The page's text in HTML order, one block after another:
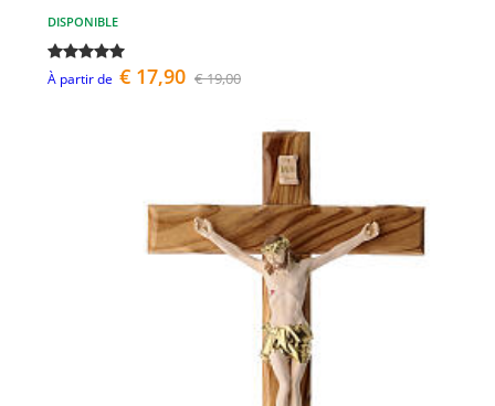
DISPONIBLE
À partir de € 17,90 € 19,00